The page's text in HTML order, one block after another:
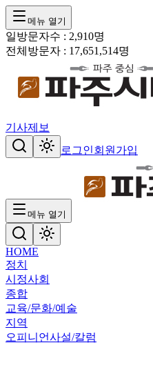
메뉴 열기
일방문자수 : 2,910명
전체방문자 : 17,651,514명
기사제보
로그인회원가입
메뉴 열기
HOME
정치
시정사회
종합
교육/문화/예술
지역
오피니언사설/칼럼